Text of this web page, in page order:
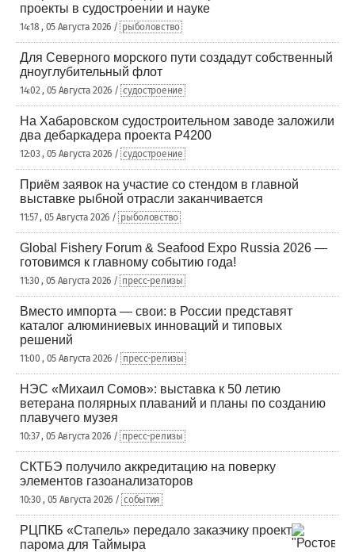
проекты в судостроении и науке
14:18 , 05 Августа 2026 / рыболовство
Для Северного морского пути создадут собственный
дноуглубительный флот
14:02 , 05 Августа 2026 / судостроение
На Хабаровском судостроительном заводе заложили
два дебаркадера проекта Р4200
12:03 , 05 Августа 2026 / судостроение
Приём заявок на участие со стендом в главной
выставке рыбной отрасли заканчивается
11:57 , 05 Августа 2026 / рыболовство
Global Fishery Forum & Seafood Expo Russia 2026 —
готовимся к главному событию года!
11:30 , 05 Августа 2026 / пресс-релизы
Вместо импорта — свои: в России представят
каталог алюминиевых инноваций и типовых
решений
11:00 , 05 Августа 2026 / пресс-релизы
НЭС «Михаил Сомов»: выставка к 50 летию
ветерана полярных плаваний и планы по созданию
плавучего музея
10:37 , 05 Августа 2026 / пресс-релизы
СКТБЭ получило аккредитацию на поверку
элементов газоанализаторов
10:30 , 05 Августа 2026 / события
РЦПКБ «Стапель» передало заказчику проект
парома для Таймыра